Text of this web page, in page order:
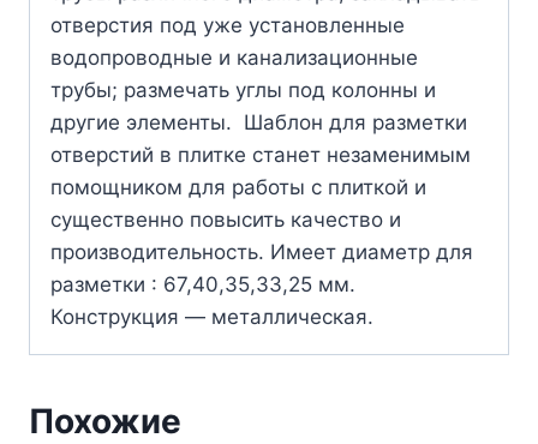
отверстия под уже установленные
водопроводные и канализационные
трубы; размечать углы под колонны и
другие элементы. Шаблон для разметки
отверстий в плитке станет незаменимым
помощником для работы с плиткой и
существенно повысить качество и
производительность. Имеет диаметр для
разметки : 67,40,35,33,25 мм.
Конструкция — металлическая.
Похожие